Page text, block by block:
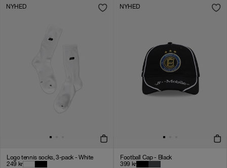
NYHED
Logo tennis socks, 3-pack - White
249 kr
NYHED
Football Cap - Black
399 kr